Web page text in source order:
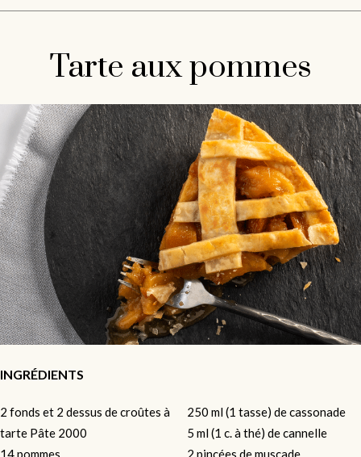
Tarte aux pommes
INGRÉDIENTS
2 fonds et 2 dessus de croûtes à
tarte Pâte 2000
14 pommes
250 ml (1 tasse) de cassonade
5 ml (1 c. à thé) de cannelle
2 pincées de muscade